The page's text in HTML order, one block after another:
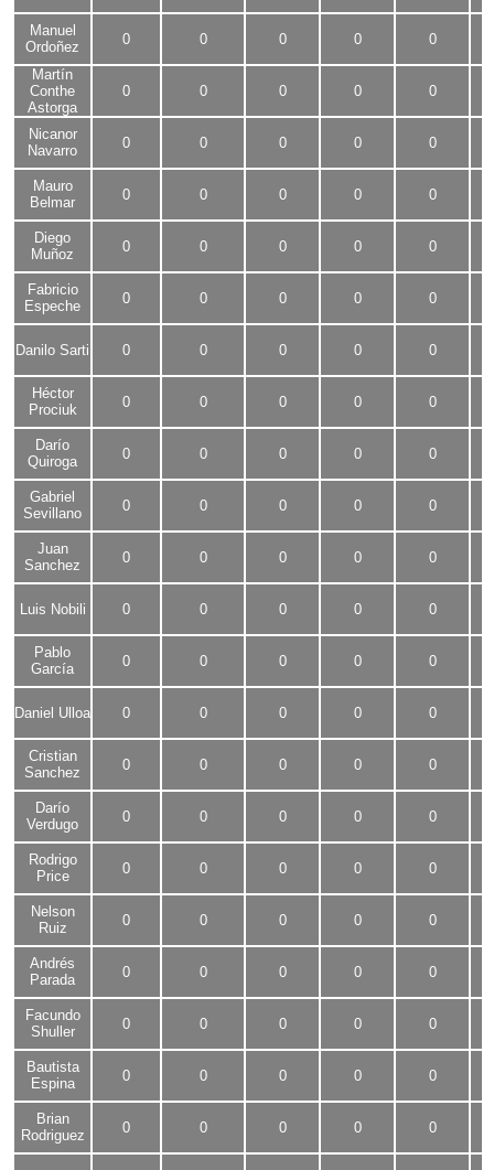
Manuel
Ordoñez
0 0 0 0 0
Martín
Conthe
Astorga
0 0 0 0 0
Nicanor
Navarro
0 0 0 0 0
Mauro
Belmar
0 0 0 0 0
Diego
Muñoz
0 0 0 0 0
Fabricio
Espeche
0 0 0 0 0
Danilo Sarti 0 0 0 0 0
Héctor
Prociuk
0 0 0 0 0
Darío
Quiroga
0 0 0 0 0
Gabriel
Sevillano
0 0 0 0 0
Juan
Sanchez
0 0 0 0 0
Luis Nobili 0 0 0 0 0
Pablo
García
0 0 0 0 0
Daniel Ulloa 0 0 0 0 0
Cristian
Sanchez
0 0 0 0 0
Darío
Verdugo
0 0 0 0 0
Rodrigo
Price
0 0 0 0 0
Nelson
Ruiz
0 0 0 0 0
Andrés
Parada
0 0 0 0 0
Facundo
Shuller
0 0 0 0 0
Bautista
Espina
0 0 0 0 0
Brian
Rodriguez
0 0 0 0 0